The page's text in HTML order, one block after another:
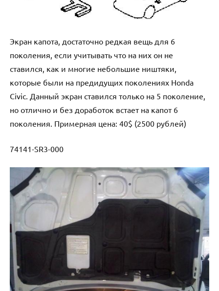
Экран капота, достаточно редкая вещь для 6
поколения, если учитывать что на них он не
ставился, как и многие небольшие ништяки,
которые были на предидущих поколениях Honda
Civic. Данный экран ставился только на 5 поколение,
но отлично и без доработок встает на капот 6
поколения. Примерная цена: 40$ (2500 рублей)
74141-SR3-000